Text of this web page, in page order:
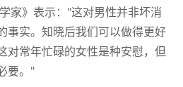
家》表示："这对男性并非坏消
事实。知晓后我们可以做得更好
常年忙碌的女性是种安慰，但
要。"